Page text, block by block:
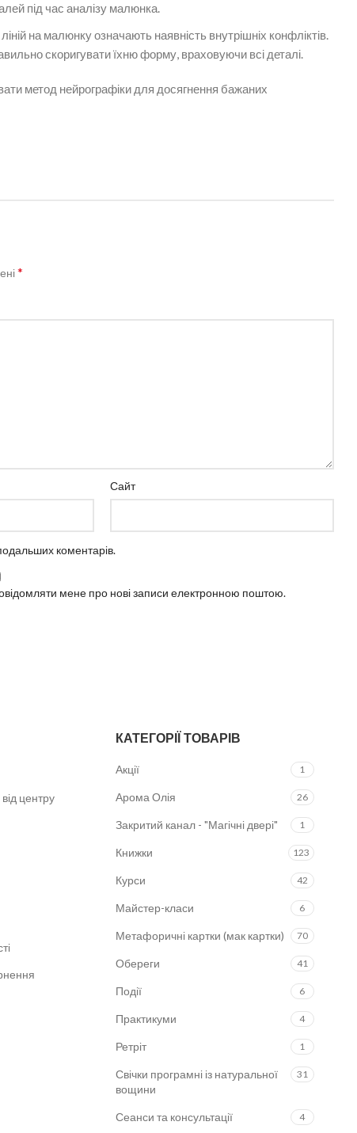
під час аналізу малюнка.
на малюнку означають наявність внутрішніх конфліктів.
скоригувати їхню форму, враховуючи всі деталі.
метод нейрографіки для досягнення бажаних
*
Сайт
коментарів.
мене про нові записи електронною поштою.
центру
КАТЕГОРІЇ ТОВАРІВ
Акції 1
Арома Олія 26
Закритий канал - "Магічні двері" 1
Книжки 123
Курси 42
Майстер-класи 6
Метафоричні картки (мак картки) 70
Обереги 41
Події 6
Практикуми 4
Ретріт 1
Свічки програмні із натуральної
вощини
31
Сеанси та консультації 4